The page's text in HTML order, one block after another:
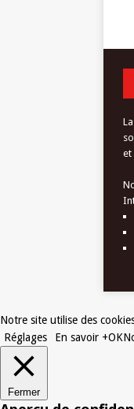
et
Notre site utilise des
Réglages
En savoir +OK
Fermer